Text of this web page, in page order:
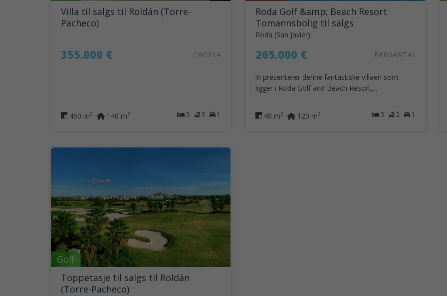
Villa til salgs til Roldán (Torre-
Pacheco)
355.000 € CHOP14
3 3 1
450 m2 140 m2
Roda Golf &amp; Beach Resort
Tomannsbolig til salgs
Roda (San Javier)
265.000 € BERGANT41
Vi presenterer denne fantastiske villaen som
ligger i Roda Golf and Beach Resort,...
3 2 1
40 m2 120 m2
Golf
Toppetasje til salgs til Roldán
(Torre-Pacheco)